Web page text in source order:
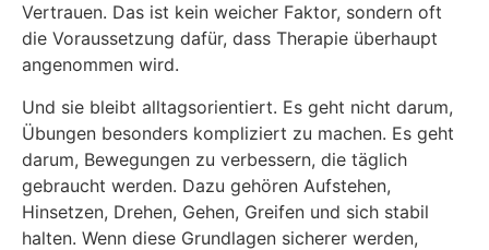
Vertrauen. Das ist kein weicher Faktor, sondern oft
die Voraussetzung dafür, dass Therapie überhaupt
angenommen wird.
Und sie bleibt alltagsorientiert. Es geht nicht darum,
Übungen besonders kompliziert zu machen. Es geht
darum, Bewegungen zu verbessern, die täglich
gebraucht werden. Dazu gehören Aufstehen,
Hinsetzen, Drehen, Gehen, Greifen und sich stabil
halten. Wenn diese Grundlagen sicherer werden,